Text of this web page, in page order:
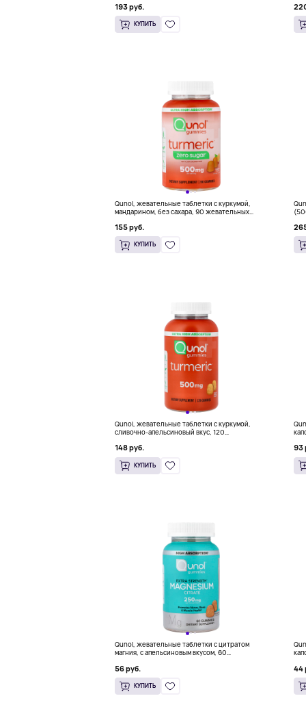
193 руб.
КУПИТЬ
Qunol, жевательные таблетки с куркумой,
мандарином, без сахара, 90 жевательных
155 руб.
КУПИТЬ
Qunol, жевательные таблетки с куркумой,
сливочно-апельсиновый вкус, 120
148 руб.
КУПИТЬ
93
Qunol, жевательные таблетки с цитратом
магния, с апельсиновым вкусом, 60
56 руб.
КУПИТЬ
44